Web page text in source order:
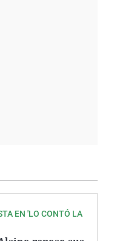
EN 'LO CONTÓ LA